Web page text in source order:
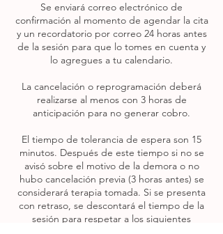
Se enviará correo electrónico de
confirmación al momento de agendar la cita
y un recordatorio por correo 24 horas antes
de la sesión para que lo tomes en cuenta y
lo agregues a tu calendario.
La cancelación o reprogramación deberá
realizarse al menos con 3 horas de
anticipación para no generar cobro.
El tiempo de tolerancia de espera son 15
minutos. Después de este tiempo si no se
avisó sobre el motivo de la demora o no
hubo cancelación previa (3 horas antes) se
considerará terapia tomada. Si se presenta
con retraso, se descontará el tiempo de la
sesión para respetar a los siguientes